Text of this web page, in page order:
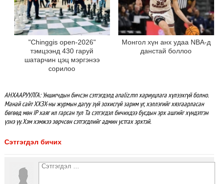
"Chinggis open-2026"
тэмцээнд 430 гаруй
шатарчин цэц мэргэнээ
сорилоо
Монгол хүн анх удаа NBA-д
данстай боллоо
АНХААРУУЛГА: Уншигчдын бичсэн сэтгэгдэлд analiz.mn хариуцлага хүлээхгүй болно.
Манай сайт ХХЗХ-ны журмын дагуу зүй зохисгүй зарим үг, хэллэгийг хязгаарласан
бөгөөд мөн IP хаяг ил гарсан тул Та сэтгэгдэл бичихдээ бусдын эрх ашгийг хүндэтгэн
үзнэ үү. Хэм хэмжээ зөрчсөн сэтгэгдлийг админ устгах эрхтэй.
Сэтгэгдэл бичих